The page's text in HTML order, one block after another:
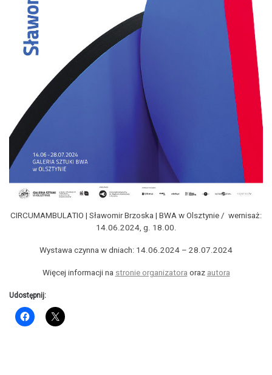
CIRCUMAMBULATIO | Sławomir Brzoska | BWA w Olsztynie / wernisaż:
14.06.2024, g. 18.00.
Wystawa czynna w dniach: 14.06.2024 – 28.07.2024
Więcej informacji na stronie organizatora oraz autora
Udostępnij: